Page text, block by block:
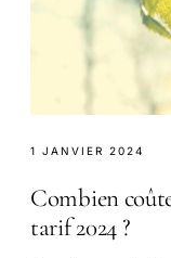
1 JANVIER 2024
Combien
tarif 2024 ?